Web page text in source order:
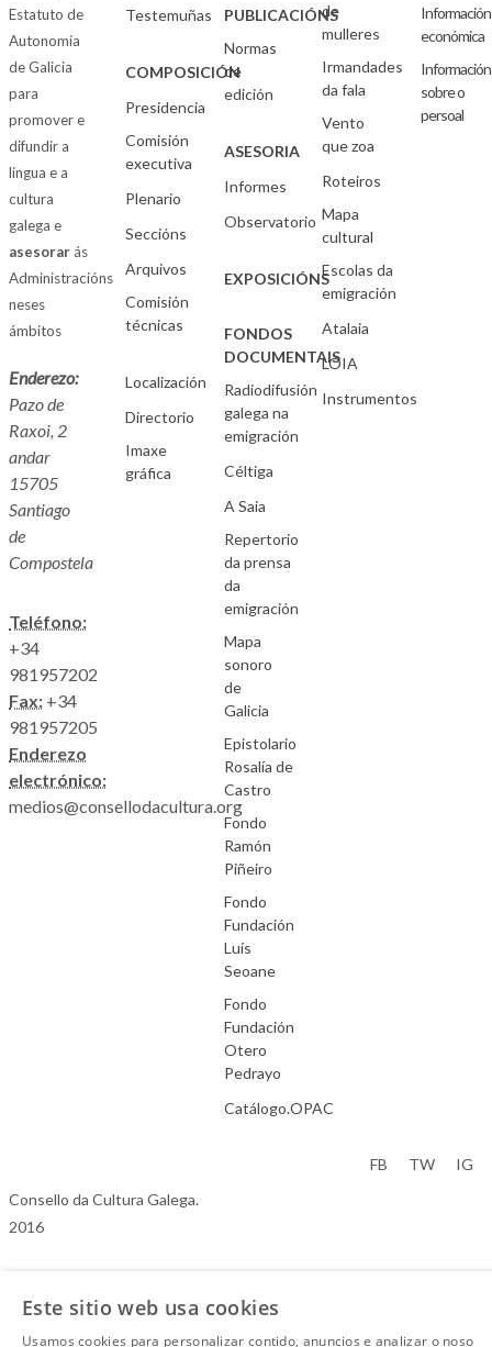
Estatuto de
Autonomía
de Galicia
para
promover e
difundir a
lingua e a
cultura
galega e
asesorarás
Administracións
neses
ámbitos
Enderezo:
Pazo de
Raxoi, 2
andar
15705
Santiago
de
Compostela
Teléfono:
+34
981957202
Fax: +34
981957205
Enderezo
electrónico:
medios@consellodacultura.org
Testemuñas
COMPOSICIÓN
Presidencia
Comisión
executiva
Plenario
Seccións
Arquivos
Comisión
técnicas
Localización
Directorio
Imaxe
gráfica
PUBLICACIÓNS
Normas
de
edición
ASESORIA
Informes
Observatorio
EXPOSICIÓNS
FONDOS
DOCUMENTAIS
Radiodifusión
galega na
emigración
Céltiga
A Saia
Repertorio
da prensa
da
emigración
Mapa
sonoro
de
Galicia
Epistolario
Rosalía de
Castro
Fondo
Ramón
Piñeiro
Fondo
Fundación
Luís
Seoane
Fondo
Fundación
Otero
Pedrayo
Catálogo.OPAC
de
mulleres
Irmandades
da fala
Vento
que zoa
Roteiros
Mapa
cultural
Escolas da
emigración
Atalaia
LOIA
Instrumentos
Información
económica
Información
sobre o
persoal
Consello da Cultura Galega.
2016
FB TW IG
Este sitio web usa cookies
Usamos cookies para personalizar contido, anuncios e analizar o noso